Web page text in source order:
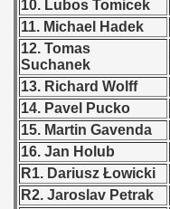
10. Lubos Tomicek
11. Michael Hadek
12. Tomas
Suchanek
13. Richard Wolff
14. Pavel Pucko
15. Martin Gavenda
16. Jan Holub
R1. Dariusz Łowicki
R2. Jaroslav Petrak
- 1962
- 1963
- 1964
- 1965
- 1966